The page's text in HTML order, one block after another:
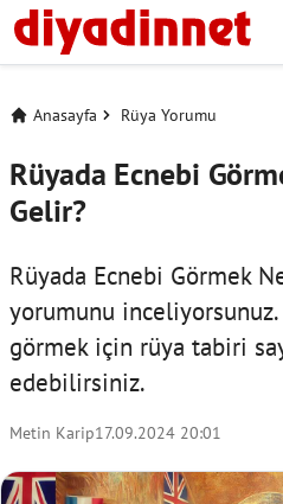
Anasayfa Rüya Yorumu
Rüyada Ecnebi
Gelir?
Rüyada Ecnebi Görmek
yorumunu
görmek için rüya tabiri
edebilirsiniz.
Metin Karip17.09.2024 20:01